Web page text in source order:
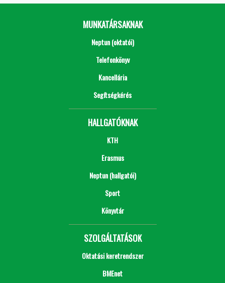
MUNKATÁRSAKNAK
Neptun (oktatói)
Telefonkönyv
Kancellária
Segítségkérés
HALLGATÓKNAK
KTH
Erasmus
Neptun (hallgatói)
Sport
Könyvtár
SZOLGÁLTATÁSOK
Oktatási keretrendszer
BMEnet